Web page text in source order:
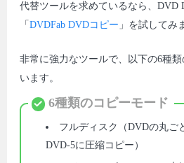
代替ツールを求めているなら、DVD
「 DVDFab DVDコピー 」を試してみ
非常に強力なツールで、以下の6種
います。
6種類のコピーモード
フルディスク（DVDの丸ご
DVD-5に圧縮コピー）